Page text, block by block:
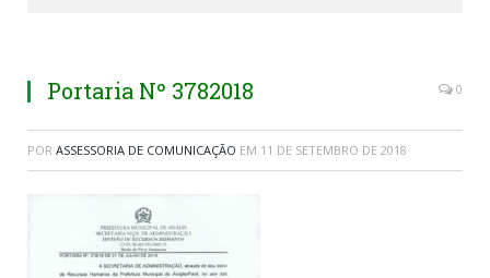
Portaria Nº 3782018 0
POR ASSESSORIA DE COMUNICAÇÃO EM 11 DE SETEMBRO DE 2018